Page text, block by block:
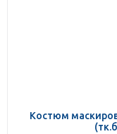
Костюм